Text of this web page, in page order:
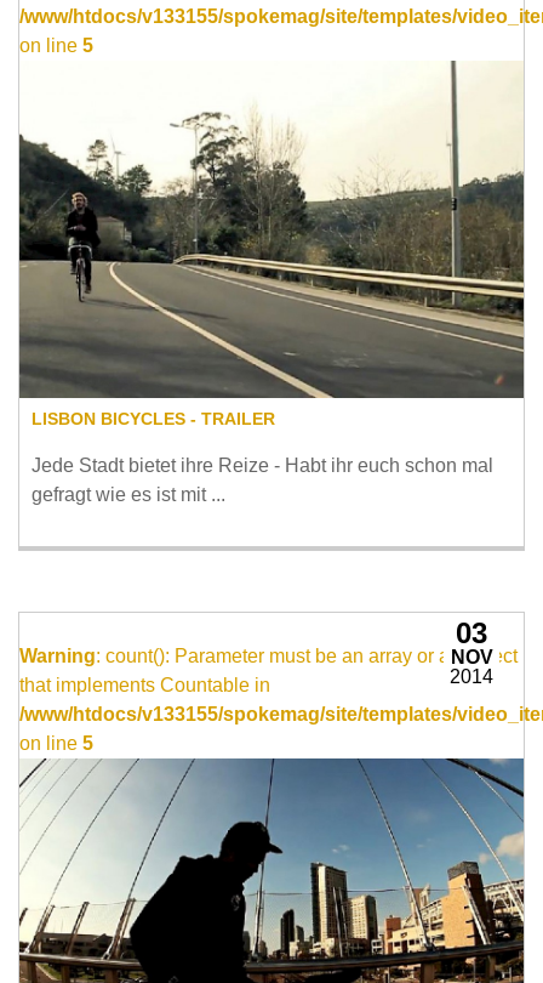
/www/htdocs/v133155/spokemag/site/templates/
on line 5
LISBON BICYCLES - TRAILER
Jede Stadt bietet ihre Reize - Habt ihr euch schon mal
gefragt wie es ist mit ...
Warning: count(): Parameter must be an array or an object
that implements Countable in
/www/htdocs/v133155/spokemag/site/templates/
on line 5
03
NOV
2014